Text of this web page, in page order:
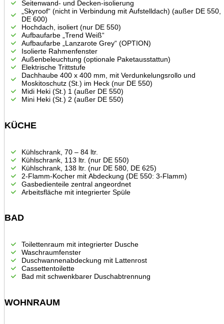
Seitenwand- und Decken-isolierung
„Skyroof“ (nicht in Verbindung mit Aufstelldach) (außer DE 550,
DE 600)
Hochdach, isoliert (nur DE 550)
Aufbaufarbe „Trend Weiß“
Aufbaufarbe „Lanzarote Grey“ (OPTION)
Isolierte Rahmenfenster
Außenbeleuchtung (optionale Paketausstattun)
Elektrische Trittstufe
Dachhaube 400 x 400 mm, mit Verdunkelungsrollo und
Moskitoschutz (St.) im Heck (nur DE 550)
Midi Heki (St.) 1 (außer DE 550)
Mini Heki (St.) 2 (außer DE 550)
KÜCHE
Kühlschrank, 70 – 84 ltr.
Kühlschrank, 113 ltr. (nur DE 550)
Kühlschrank, 138 ltr. (nur DE 580, DE 625)
2-Flamm-Kocher mit Abdeckung (DE 550: 3-Flamm)
Gasbedienteile zentral angeordnet
Arbeitsfläche mit integrierter Spüle
BAD
Toilettenraum mit integrierter Dusche
Waschraumfenster
Duschwannenabdeckung mit Lattenrost
Cassettentoilette
Bad mit schwenkbarer Duschabtrennung
WOHNRAUM